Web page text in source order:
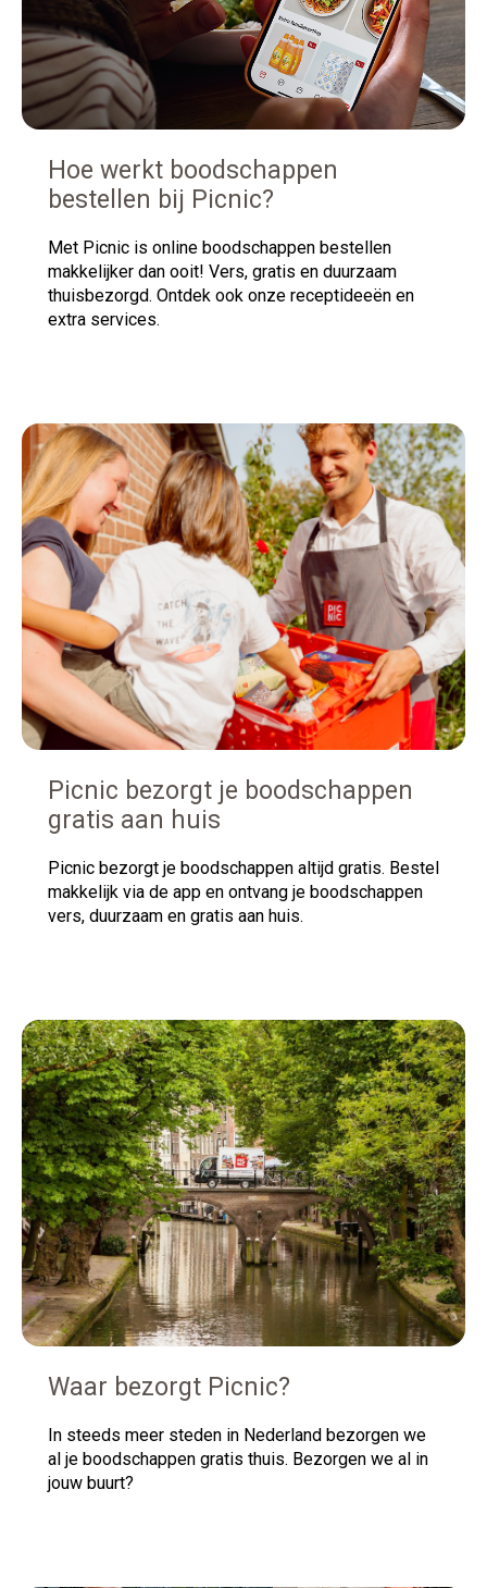
Hoe werkt boodschappen
bestellen bij Picnic?
Met Picnic is online boodschappen bestellen
makkelijker dan ooit! Vers, gratis en duurzaam
thuisbezorgd. Ontdek ook onze receptideeën en
extra services.
Picnic bezorgt je boodschappen
gratis aan huis
Picnic bezorgt je boodschappen altijd gratis. Bestel
makkelijk via de app en ontvang je boodschappen
vers, duurzaam en gratis aan huis.
Waar bezorgt Picnic?
In steeds meer steden in Nederland bezorgen we
al je boodschappen gratis thuis. Bezorgen we al in
jouw buurt?